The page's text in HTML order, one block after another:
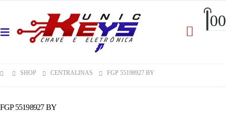
00
SHOP CENTRALINAS FGP 55198927 BY
FGP 55198927 BY